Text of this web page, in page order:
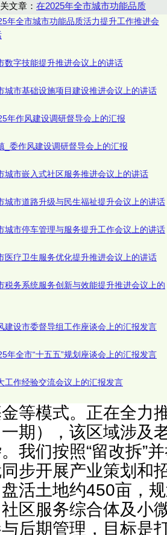
文章： 在2025年全市城市功能品质
年全市城市功能品质活力提升工作推进会
数字技能提升推进会议上的讲话
城市基础设施项目建设推进会议上的讲话
年作风建设调研督导会上的汇报
_委作风建设调研督导会上的汇报
城市嵌入式社区服务推进会议上的讲话
城市道路升级与民生福祉提升会议上的讲话
城市停车管理与服务提升工作会议上的讲话
医疗卫生服务优化提升推进会议上的讲话
税务系统服务创新与效能提升推进会议上的
建设市委督导组工作座谈会上的汇报发言
年全市“十五五”规划座谈会上的汇报发言
工作经验交流会议上的汇报发言
等模式。正在全力
一期），该区域涉及
我们按照“留改拆”
步开展产业策划和
活土地约450亩，
区服务综合体及小
后期管理，目标是